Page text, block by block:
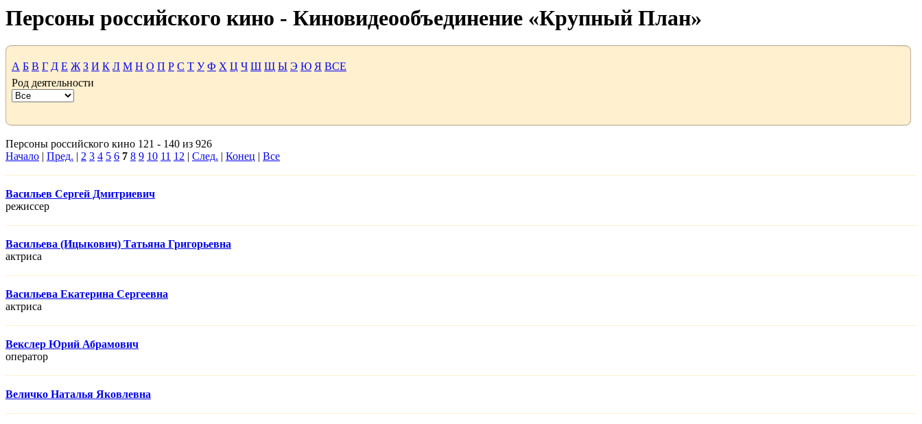
Персоны российского кино - Киновидеообъединение «Крупный План»
А Б В Г Д Е Ж З И К Л М Н О П Р С Т У Ф Х Ц Ч Ш Щ Ы Э Ю Я ВСЕ
Род деятельности
Персоны российского кино 121 - 140 из 926
Начало | Пред. | 2 3 4 5 6 7 8 9 10 11 12 | След. | Конец | Все
Васильев Сергей Дмитриевич
режисcер
Васильева (Ицыкович) Татьяна Григорьевна
актриса
Васильева Екатерина Сергеевна
актриса
Векслер Юрий Абрамович
оператор
Величко Наталья Яковлевна